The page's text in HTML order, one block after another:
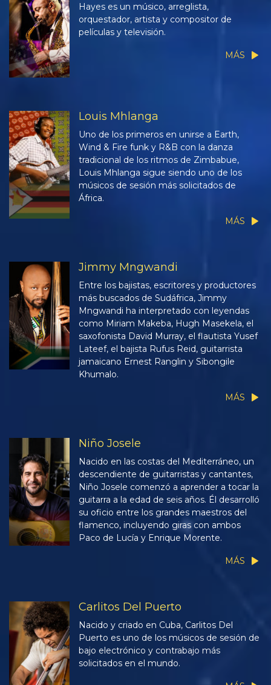
Hayes es un músico, arreglista,
orquestador, artista y compositor de
películas y televisión.
MÁS
Louis Mhlanga
Uno de los primeros en unirse a Earth,
Wind & Fire funk y R&B con la danza
tradicional de los ritmos de Zimbabue,
Louis Mhlanga sigue siendo uno de los
músicos de sesión más solicitados de
África.
MÁS
Jimmy Mngwandi
Entre los bajistas, escritores y productores
más buscados de Sudáfrica, Jimmy
Mngwandi ha interpretado con leyendas
como Miriam Makeba, Hugh Masekela, el
saxofonista David Murray, el flautista Yusef
Lateef, el bajista Rufus Reid, guitarrista
jamaicano Ernest Ranglin y Sibongile
Khumalo.
MÁS
Niño Josele
Nacido en las costas del Mediterráneo, un
descendiente de guitarristas y cantantes,
Niño Josele comenzó a aprender a tocar la
guitarra a la edad de seis años. Él desarrolló
su oficio entre los grandes maestros del
flamenco, incluyendo giras con ambos
Paco de Lucía y Enrique Morente.
MÁS
Carlitos Del Puerto
Nacido y criado en Cuba, Carlitos Del
Puerto es uno de los músicos de sesión de
bajo electrónico y contrabajo más
solicitados en el mundo.